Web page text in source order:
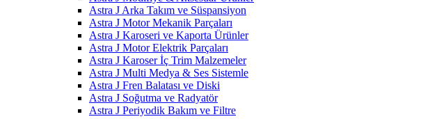
Astra J Arka Takım ve Süspansiyon
Astra J Motor Mekanik Parçaları
Astra J Karoseri ve Kaporta Ürünler
Astra J Motor Elektrik Parçaları
Astra J Karoser İç Trim Malzemeler
Astra J Multi Medya & Ses Sistemle
Astra J Fren Balatası ve Diski
Astra J Soğutma ve Radyatör
Astra J Periyodik Bakım ve Filtre